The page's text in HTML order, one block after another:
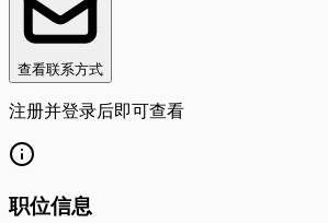
查看联系方式
注册并登录后即可查看
职位信息